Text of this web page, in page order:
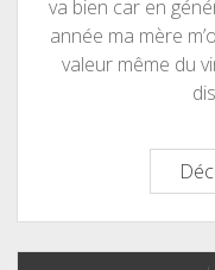
va bien car en
année ma mère
valeur même du